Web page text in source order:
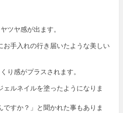
ツヤ感が出ます。
手入れの行き届いたような美しい
り感がプラスされます。
ルネイルを塗ったようになりま
すか？」と聞かれた事もありま